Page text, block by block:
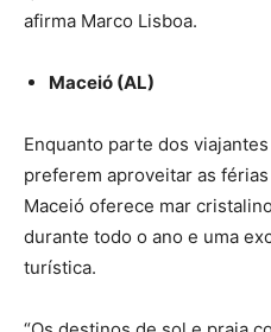
afirma Marco Lisboa.
Maceió (AL)
Enquanto parte dos
preferem aproveitar as
Maceió oferece mar
durante todo o ano e uma
turística.